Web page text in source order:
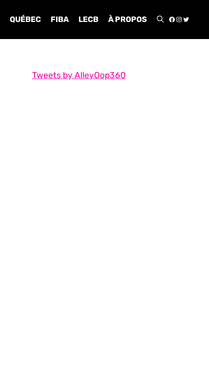
QUÉBEC FIBA LECB À PROPOS
Tweets by AlleyOop360